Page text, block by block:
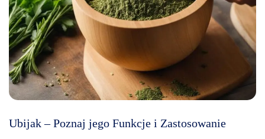
Ubijak – Poznaj jego Funkcje i Zastosowanie